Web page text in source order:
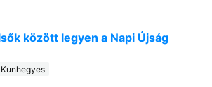
között legyen a Napi Újság
Kunhegyes